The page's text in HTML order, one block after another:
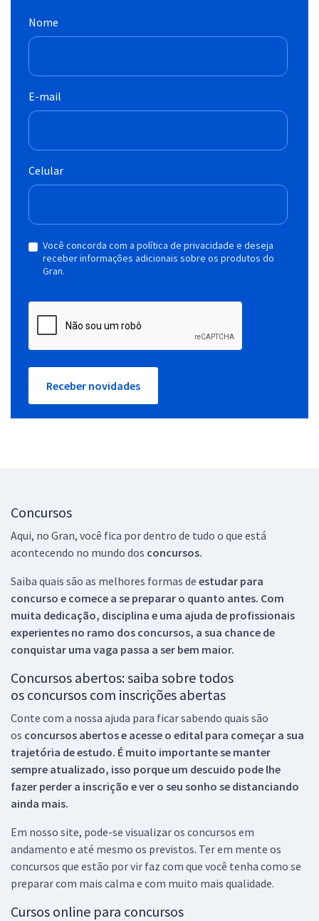
Nome
E-mail
Celular
Você concorda com a política de privacidade e deseja
receber informações adicionais sobre os produtos do
Gran.
Receber novidades
Concursos
Aqui, no Gran, você fica por dentro de tudo o que está
acontecendo no mundo dos concursos.
Saiba quais são as melhores formas de estudar para
concurso e comece a se preparar o quanto antes. Com
muita dedicação, disciplina e uma ajuda de profissionais
experientes no ramo dos concursos, a sua chance de
conquistar uma vaga passa a ser bem maior.
Concursos abertos: saiba sobre todos
os concursos com inscrições abertas
Conte com a nossa ajuda para ficar sabendo quais são
os concursos abertos e acesse o edital para começar a sua
trajetória de estudo. É muito importante se manter
sempre atualizado, isso porque um descuido pode lhe
fazer perder a inscrição e ver o seu sonho se distanciando
ainda mais.
Em nosso site, pode-se visualizar os concursos em
andamento e até mesmo os previstos. Ter em mente os
concursos que estão por vir faz com que você tenha como se
preparar com mais calma e com muito mais qualidade.
Cursos online para concursos